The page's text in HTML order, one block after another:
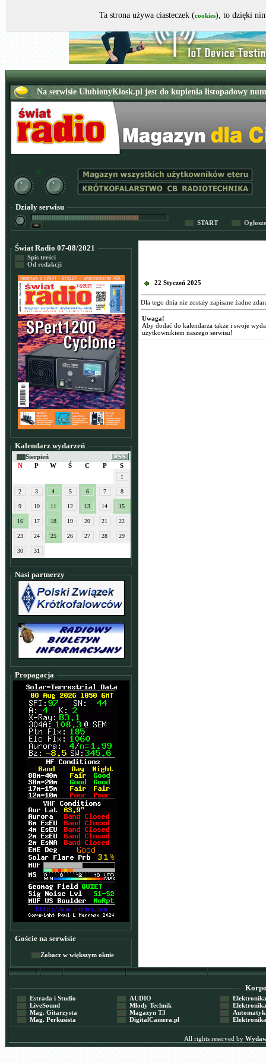
Działy serwisu
START
Świat Radio 07-08/2021
Spis treści
Od redakcji
Kalendarz wydarzeń
Sierpień
N
P W Ś C P S
1
2 3 4 5 6 7 8
9 10 11 12 13 14 15
16 17 18 19 20 21 22
23 24 25 26 27 28 29
30 31
Nasi partnerzy
Propagacja
Goście na serwisie
Zobacz w większym oknie
22 Styczeń 2025
Dla tego dnia nie zostały zapisane żadne
Uwaga!
Aby dodać do kalendarza także i swoje
użytkownikiem naszego serwisu!
Estrada i Studio
LiveSound
Mag. Gitarzysta
Mag. Perkusista
AUDIO
Młody Technik
Magazyn T3
DigitalCamera.pl
Elektronika
Elektronika
Automatyka
Elektronika
All rights reserved by
Ta strona używa ciasteczek (cookies), to dzięki